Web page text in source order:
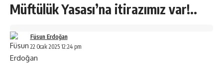
Müftülük Yasası’na itirazımız var!..
22 Ocak 2025 12:24 pm
Füsun Erdoğan